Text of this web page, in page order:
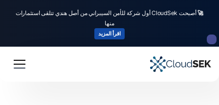
🚀
أصبحت CloudSek أول شركة للأمن السيبراني من أصل هندي تتلقى استثمارات
منها
اقرأ المزيد